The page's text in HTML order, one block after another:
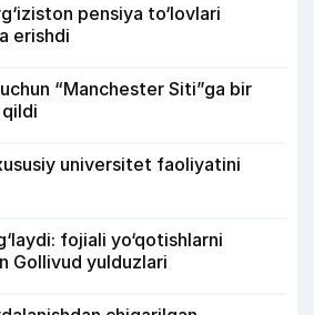
pensiya to‘lovlari
erishdi
“Manchester Siti”ga bir
universitet faoliyatini
fojiali yo‘qotishlarni
Gollivud yulduzlari